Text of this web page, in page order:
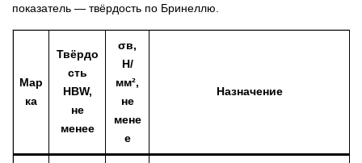
показатель — твёрдость по Бринеллю.
Мар
ка
Твёрдо
сть
HBW,
не
менее
σв,
Н/
мм²,
не
мене
е
Назначение